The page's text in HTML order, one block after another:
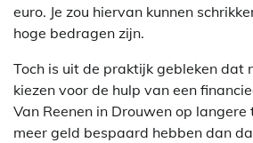
euro. Je zou hiervan kunnen
hoge bedragen zijn.
Toch is uit de praktijk gebleken dat
kiezen voor de hulp van een
Van Reenen in Drouwen op langere
meer geld bespaard hebben dan